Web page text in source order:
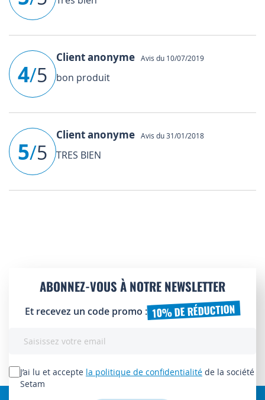
4/5
Client anonyme Avis du 10/07/2019
bon produit
5/5
Client anonyme Avis du 31/01/2018
TRES BIEN
ABONNEZ-VOUS À NOTRE NEWSLETTER
Et recevez un code promo : 10% DE RÉDUCTION
lettre
d’information
J’ai lu et accepte la politique de confidentialité de la société
Setam